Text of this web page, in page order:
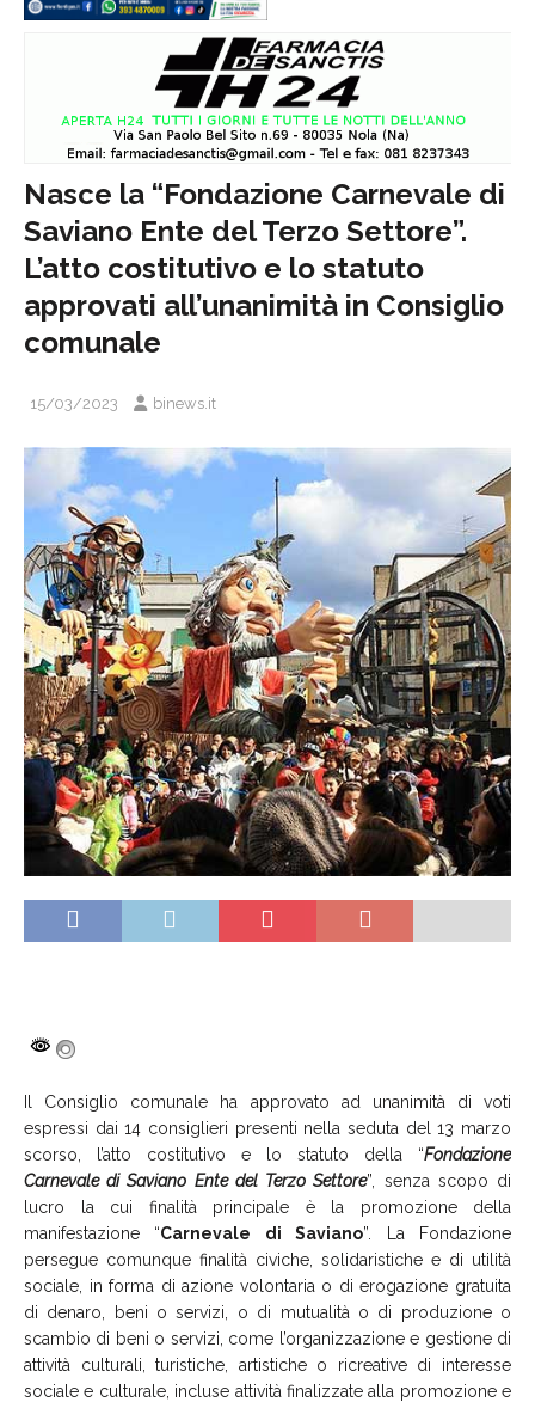
Nasce la “Fondazione Carnevale di
Saviano Ente del Terzo Settore”.
L’atto costitutivo e lo statuto
approvati all’unanimità in Consiglio
comunale
15/03/2023 binews.it
Il Consiglio comunale ha approvato ad unanimità di voti
espressi dai 14 consiglieri presenti nella seduta del 13 marzo
scorso, l’atto costitutivo e lo statuto della “Fondazione
Carnevale di Saviano Ente del Terzo Settore”, senza scopo di
lucro la cui finalità principale è la promozione della
manifestazione “Carnevale di Saviano”. La Fondazione
persegue comunque finalità civiche, solidaristiche e di utilità
sociale, in forma di azione volontaria o di erogazione gratuita
di denaro, beni o servizi, o di mutualità o di produzione o
scambio di beni o servizi, come l’organizzazione e gestione di
attività culturali, turistiche, artistiche o ricreative di interesse
sociale e culturale, incluse attività finalizzate alla promozione e